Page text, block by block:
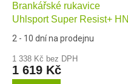
Brankářské rukavice
Uhlsport Super Resist+ HN
2 - 10 dní na prodejnu
1 338 Kč bez DPH
1 619 Kč